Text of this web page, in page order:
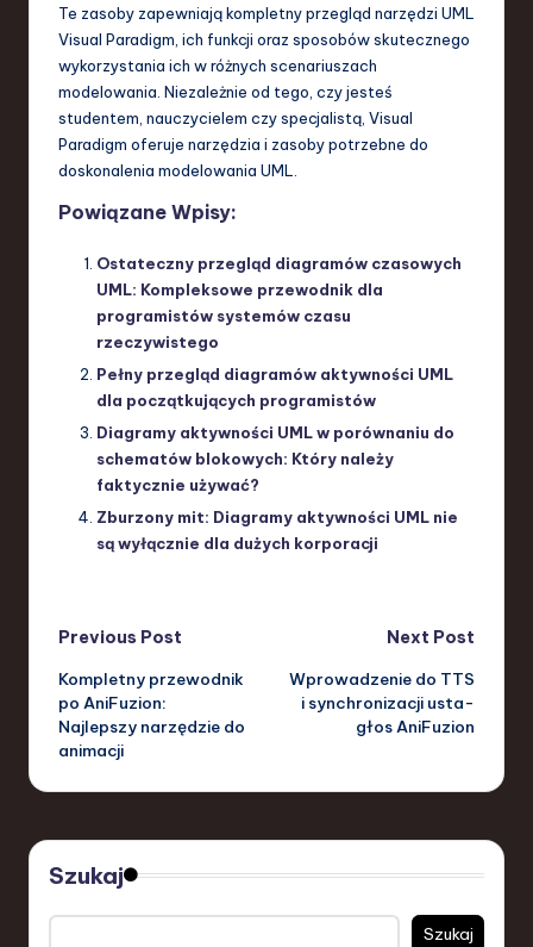
Te zasoby zapewniają kompletny przegląd narzędzi UML
Visual Paradigm, ich funkcji oraz sposobów skutecznego
wykorzystania ich w różnych scenariuszach
modelowania. Niezależnie od tego, czy jesteś
studentem, nauczycielem czy specjalistą, Visual
Paradigm oferuje narzędzia i zasoby potrzebne do
doskonalenia modelowania UML.
Powiązane Wpisy:
Ostateczny przegląd diagramów czasowych
UML: Kompleksowe przewodnik dla
programistów systemów czasu
rzeczywistego
Pełny przegląd diagramów aktywności UML
dla początkujących programistów
Diagramy aktywności UML w porównaniu do
schematów blokowych: Który należy
faktycznie używać?
Zburzony mit: Diagramy aktywności UML nie
są wyłącznie dla dużych korporacji
Post
navigation
Previous Post
Kompletny przewodnik
po AniFuzion:
Najlepszy narzędzie do
animacji
Next Post
Wprowadzenie do TTS
i synchronizacji usta-
głos AniFuzion
Szukaj
Szukaj